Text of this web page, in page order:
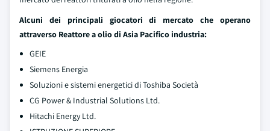
Alcuni dei principali giocatori di mercato che operano
attraverso Reattore a olio di Asia Pacifico industria:
GEIE
Siemens Energia
Soluzioni e sistemi energetici di Toshiba Società
CG Power & Industrial Solutions Ltd.
Hitachi Energy Ltd.